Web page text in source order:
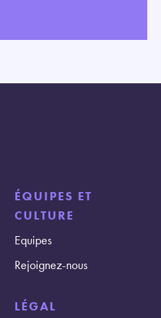
ÉQUIPES ET
CULTURE
Equipes
Rejoignez-nous
LÉGAL